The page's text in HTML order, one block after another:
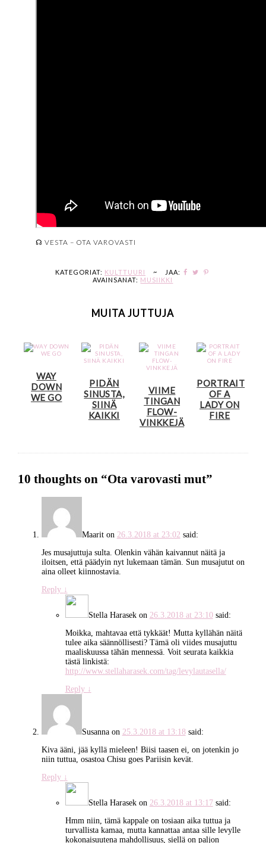
☊ VESTA – OTA VAROVASTI
KATEGORIAT: KULTTUURI ~
JAA:
AVAINSANAT: MUSIIKKI
MUITA JUTTUJA
WAY
DOWN
WE GO
PIDÄN
SINUSTA,
SIINÄ
KAIKKI
VIIME
TINGAN
FLOW-
VINKKEJÄ
PORTRAIT
OF A
LADY ON
FIRE
10 thoughts on “Ota varovasti mut”
Maariton 26.3.2018 at 23:02 said:
Jes musajuttuja sulta. Olenkin vähän kaivannut näitä ja
iloitsen, että päädyin nyt lukemaan tämän. Sun musajutut on
aina olleet kiinnostavia.
Reply ↓
Stella Harasekon 26.3.2018 at 23:10 said:
Moikka, mahtavaa että tykkäät! Mutta kyllähän näitä
tulee aika säännöllisesti? Tämä oli viides musajuttu
maaliskuussa tähän mennessä. Voit seurata kaikkia
tästä linkistä:
http://www.stellaharasek.com/tag/levylautasella/
Reply ↓
Susannaon 25.3.2018 at 13:18 said:
Kiva ääni, jää kyllä mieleen! Biisi taasen ei, on jotenkin jo
niin tuttua, osastoa Chisu goes Pariisin kevät.
Reply ↓
Stella Harasekon 26.3.2018 at 13:17 said:
Hmm niin, tämä kappale on tosiaan aika tuttua ja
turvallista kamaa, mutta kannattaa antaa sille levylle
kokonaisuutena mahdollisuus, siellä on paljon